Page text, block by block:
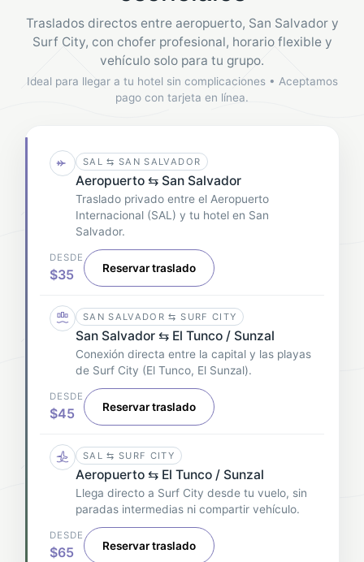
Traslados directos entre aeropuerto, San Salvador y
Surf City, con chofer profesional, horario flexible y
vehículo solo para tu grupo.
Ideal para llegar a tu hotel sin complicaciones • Aceptamos
pago con tarjeta en línea.
SAL ⇆ SAN SALVADOR
Aeropuerto ⇆ San Salvador
Traslado privado entre el Aeropuerto
Internacional (SAL) y tu hotel en San
Salvador.
DESDE
$35 Reservar traslado
SAN SALVADOR ⇆ SURF CITY
San Salvador ⇆ El Tunco / Sunzal
Conexión directa entre la capital y las playas
de Surf City (El Tunco, El Sunzal).
DESDE
$45 Reservar traslado
SAL ⇆ SURF CITY
Aeropuerto ⇆ El Tunco / Sunzal
Llega directo a Surf City desde tu vuelo, sin
paradas intermedias ni compartir vehículo.
DESDE
$65 Reservar traslado